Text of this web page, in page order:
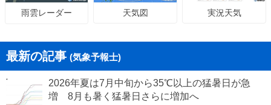
雨雲レーダー 天気図 実況天気
最新の記事 (気象予報士)
2026年夏は7月中旬から35℃以上の猛暑日が急
増 8月も暑く猛暑日さらに増加へ